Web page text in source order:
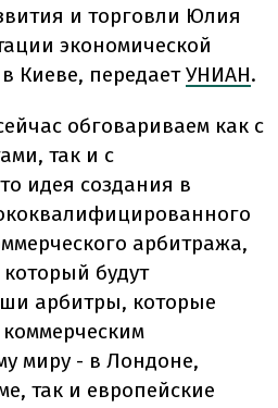
и торговли Юлия
экономической
Киеве, передаетУНИАН.
обговариваем как с
так и с
идея создания в
арбитража,
который будут
арбитры, которые
миру - в Лондоне,
так и европейские